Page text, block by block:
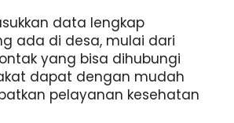
data lengkap
ada di desa, mulai dari
yang bisa dihubungi
dapat dengan mudah
pelayanan kesehatan